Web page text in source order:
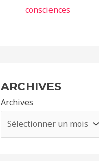
consciences
ARCHIVES
Archives